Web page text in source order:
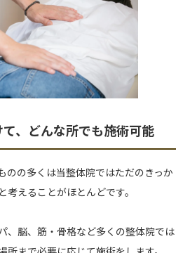
、どんな所でも施術可能
のの多くは当整体院ではただのきっか
考えることがほとんどです。
、脳、筋・骨格など多くの整体院では